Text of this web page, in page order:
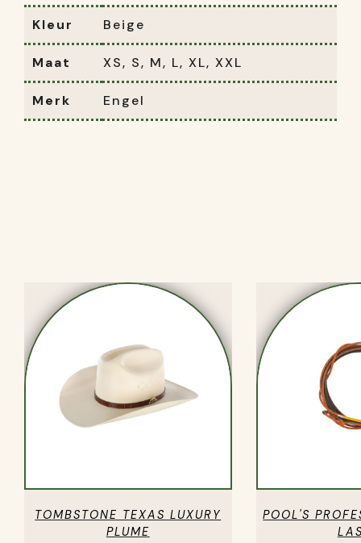
Kleur Beige
Maat XS, S, M, L, XL, XXL
Merk Engel
TOMBSTONE TEXAS LUXURY
PLUME
POOL'S